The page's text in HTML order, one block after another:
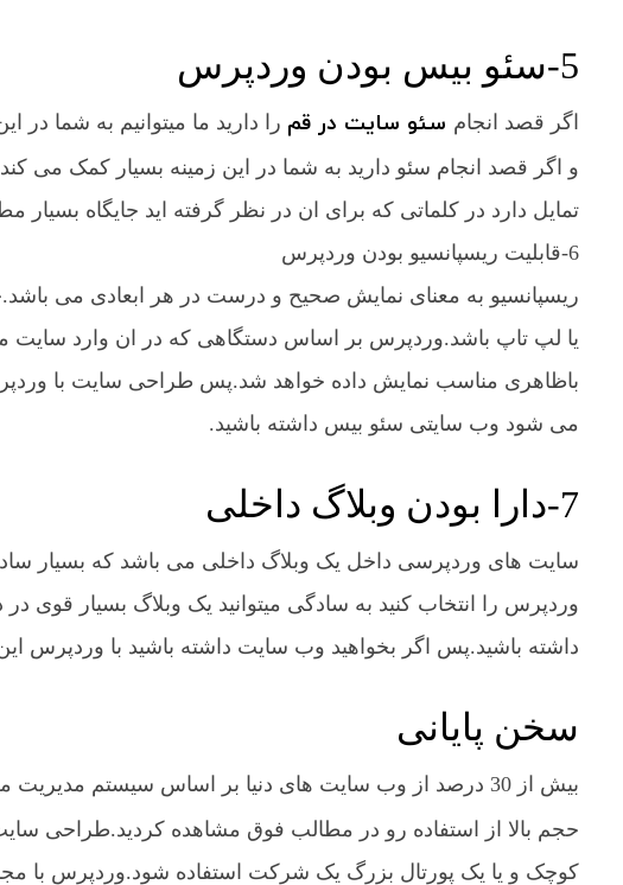
5-سئو بیس بودن وردپرس
اگر قصد انجام سئو سایت در قم را دارید ما میتوانیم به شما
و اگر قصد انجام سئو دارید به شما در این زمینه بسیار کمک می
تمایل دارد در کلماتی که برای ان در نظر گرفته اید جایگاه بسیار
6-قابلیت ریسپانسیو بودن وردپرس
ریسپانسیو به معنای نمایش صحیح و درست در هر ابعادی می
یا لپ تاپ باشد.وردپرس بر اساس دستگاهی که در ان وارد سایت
باظاهری مناسب نمایش داده خواهد شد.پس طراحی سایت با
می شود وب سایتی سئو بیس داشته باشید.
7-دارا بودن وبلاگ داخلی
سایت های وردپرسی داخل یک وبلاگ داخلی می باشد که بسیار
وردپرس را انتخاب کنید به سادگی میتوانید یک وبلاگ بسیار قوی
داشته باشید.پس اگر بخواهید وب سایت داشته باشید با وردپرس
سخن پایانی
بیش از 30 درصد از وب سایت های دنیا بر اساس سیستم مدیریت محتوا
حجم بالا از استفاده رو در مطالب فوق مشاهده کردید.طراحی
کوچک و یا یک پورتال بزرگ یک شرکت استفاده شود.وردپرس با